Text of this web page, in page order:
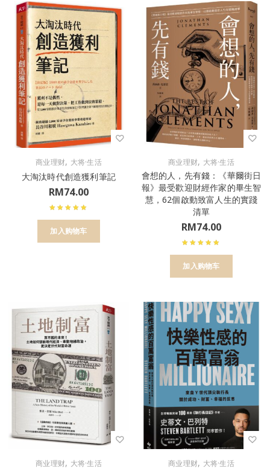
商业理财, 大将·生活
大淘汰時代創造獲利筆記
RM74.00
加入购物车
商业理财, 大将·生活
會想的人，先有錢：《華爾街日
報》最受歡迎財經作家的畢生智
慧，62個啟動致富人生的實踐
清單
RM74.00
加入购物车
商业理财, 大将·生活 商业理财, 大将·生活